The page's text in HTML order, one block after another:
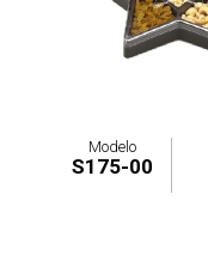
Modelo
S175-00